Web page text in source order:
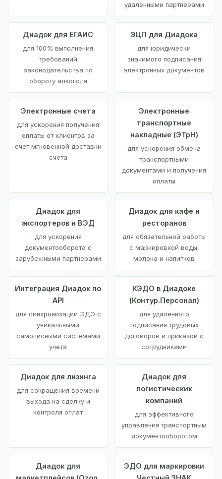
удаленными партнерами
Диадок для ЕГАИС
для 100% выполнения
требований
законодательства по
обороту алкоголя
ЭЦП для Диадока
для юридически
значимого подписания
электронных документов
Электронные счета
для ускорения получения
оплаты от клиентов за
счет мгновенной доставки
счета
Электронные
транспортные
накладные (ЭТрН)
для ускорения обмена
транспортными
документами и получения
оплаты
Диадок для
экспортеров и ВЭД
для ускорения
документооборота с
зарубежными партнерами
Диадок для кафе и
ресторанов
для обязательной работы
с маркировкой воды,
молока и напитков
Интеграция Диадок по
API
для синхронизации ЭДО с
уникальными
самописными системами
учета
КЭДО в Диадоке
(Контур.Персонал)
для удаленного
подписания трудовых
договоров и приказов с
сотрудниками
Диадок для лизинга
для сокращения времени
выхода на сделку и
контроля оплат
Диадок для
логистических
компаний
для эффективного
управления транспортным
документооборотом
Диадок для
ЭДО для маркировки